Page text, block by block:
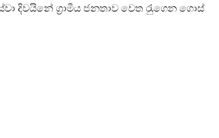
දිවයිනේ ග‍්‍රාමීය ජනතාව වෙත රැුගෙන ගොස්